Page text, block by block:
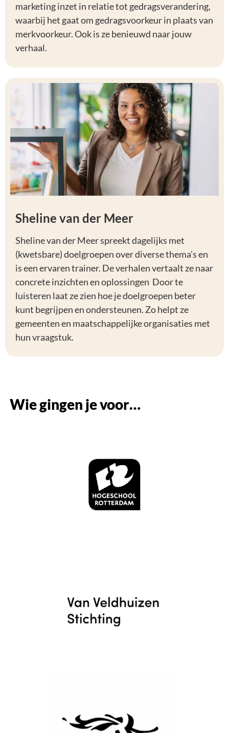
marketing inzet in relatie tot gedragsverandering,
waarbij het gaat om gedragsvoorkeur in plaats van
merkvoorkeur. Ook is ze benieuwd naar jouw
verhaal.
Sheline van der Meer
Sheline van der Meer spreekt dagelijks met
(kwetsbare) doelgroepen over diverse thema’s en
is een ervaren trainer. De verhalen vertaalt ze naar
concrete inzichten en oplossingen Door te
luisteren laat ze zien hoe je doelgroepen beter
kunt begrijpen en ondersteunen. Zo helpt ze
gemeenten en maatschappelijke organisaties met
hun vraagstuk.
Wie gingen je voor…